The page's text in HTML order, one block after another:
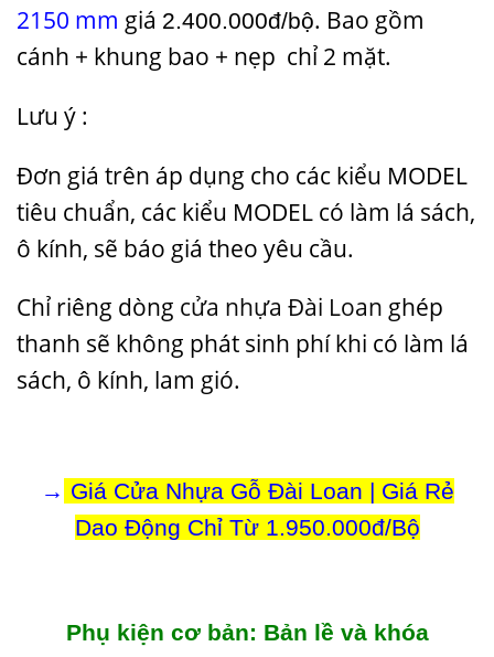
2150 mm giá 2.400.000đ/bộ. Bao gồm
cánh + khung bao + nẹp chỉ 2 mặt.
Lưu ý :
Đơn giá trên áp dụng cho các kiểu MODEL
tiêu chuẩn, các kiểu MODEL có làm lá sách,
ô kính, sẽ báo giá theo yêu cầu.
Chỉ riêng dòng cửa nhựa Đài Loan ghép
thanh sẽ không phát sinh phí khi có làm lá
sách, ô kính, lam gió.
→ Giá Cửa Nhựa Gỗ Đài Loan | Giá Rẻ
Dao Động Chỉ Từ 1.950.000đ/Bộ
Phụ kiện cơ bản: Bản lề và khóa